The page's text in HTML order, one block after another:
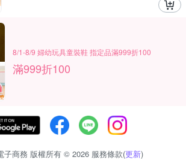
8/1-8/9 婦幼玩具童裝鞋 指定品滿999折100
滿999折100
子商務 版權所有 © 2026 服務條款(更新)